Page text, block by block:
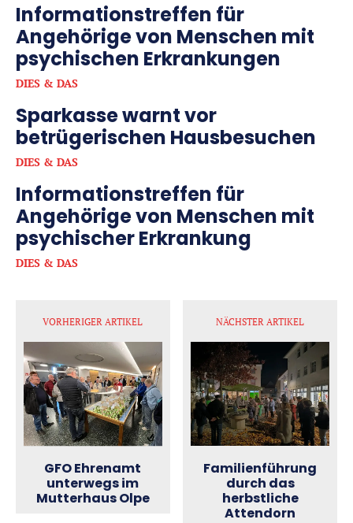
Informationstreffen für
Angehörige von Menschen mit
psychischen Erkrankungen
DIES & DAS
Sparkasse warnt vor
betrügerischen Hausbesuchen
DIES & DAS
Informationstreffen für
Angehörige von Menschen mit
psychischer Erkrankung
DIES & DAS
VORHERIGER ARTIKEL
GFO Ehrenamt
unterwegs im
Mutterhaus Olpe
NÄCHSTER ARTIKEL
Familienführung
durch das
herbstliche
Attendorn